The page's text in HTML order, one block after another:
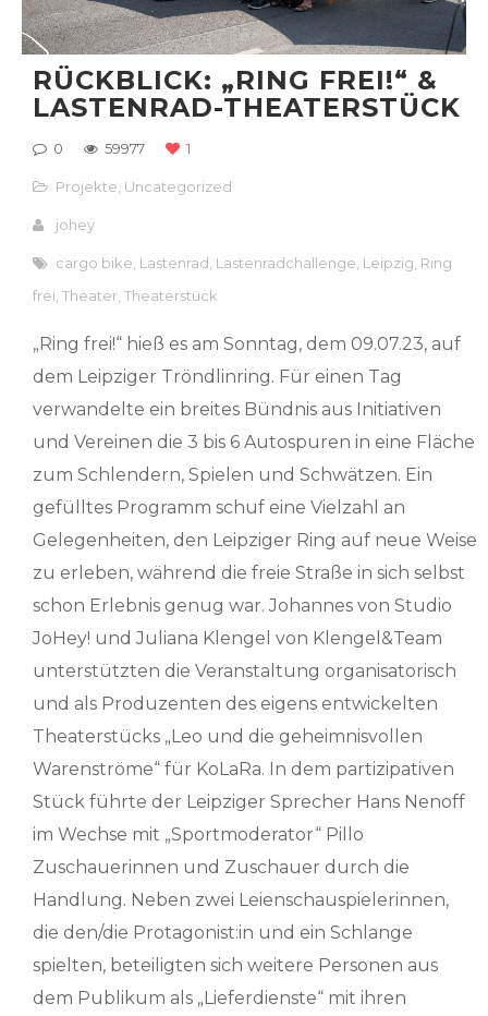
RÜCKBLICK: „RING FREI!“ &
LASTENRAD-THEATERSTÜCK
0 59977 1
Projekte Uncategorized
johey
cargo bike Lastenrad Lastenradchallenge Leipzig Ring
frei ,Theater ,Theaterstück
„Ring frei!“ hieß es am Sonntag, dem 09.07.23, auf
dem Leipziger Tröndlinring. Für einen Tag
verwandelte ein breites Bündnis aus Initiativen
und Vereinen die 3 bis 6 Autospuren in eine Fläche
zum Schlendern, Spielen und Schwätzen. Ein
gefülltes Programm schuf eine Vielzahl an
Gelegenheiten, den Leipziger Ring auf neue Weise
zu erleben, während die freie Straße in sich selbst
schon Erlebnis genug war. Johannes von Studio
JoHey! und Juliana Klengel von Klengel&Team
unterstützten die Veranstaltung organisatorisch
und als Produzenten des eigens entwickelten
Theaterstücks „Leo und die geheimnisvollen
Warenströme“ für KoLaRa. In dem partizipativen
Stück führte der Leipziger Sprecher Hans Nenoff
im Wechse mit „Sportmoderator“ Pillo
Zuschauerinnen und Zuschauer durch die
Handlung. Neben zwei Leienschauspielerinnen,
die den/die Protagonist:in und ein Schlange
spielten, beteiligten sich weitere Personen aus
dem Publikum als „Lieferdienste“ mit ihren